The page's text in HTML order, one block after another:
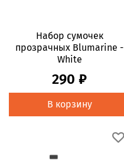
Набор сумочек
прозрачных Blumarine -
White
290 ₽
В корзину